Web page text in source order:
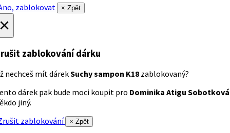
zablokovat
× Zpět
zablokování dárku
nechceš mít dárekSuchy sampon K18 zablokovaný?
dárek pak bude moci koupit pro Dominika Atigu Sobotková
jiný.
zablokování
× Zpět